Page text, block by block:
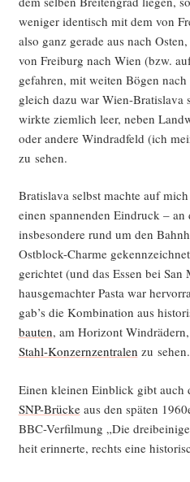
weni­ger iden­tisch mit dem von
also ganz gera­de aus nach
von Frei­burg nach Wien (bzw.
gefah­ren, mit wei­ten Bögen
gleich dazu war Wien-Bra­tis­la­va
wirk­te ziem­lich leer, neben
oder ande­re Wind­rad­feld (ich
zu sehen.
Bra­tis­la­va selbst mach­te auf
einen span­nen­den Ein­druck – an
ins­be­son­de­re rund um den
Ost­block-Charme
ge­rich­tet (und das Essen bei
haus­ge­mach­ter Pas­ta war
gab’s die Kom­bi­na­ti­on aus
bau­ten, am Hori­zont
Stahl-Kon­zern­zen­tra­len zu sehen.
Einen klei­nen Ein­blick gibt auch
SNP-Brü­ckeaus den spä­ten
BBC-Ver­fil­mung „Die
heit erin­ner­te, rechts eine